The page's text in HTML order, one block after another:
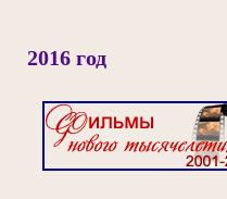
2016 год